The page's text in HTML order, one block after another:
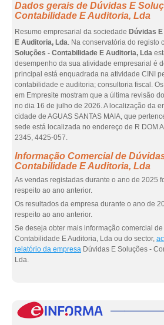
Dados gerais de Dúvidas E
Contabilidade E Auditoria, Lda
Resumo empresarial da sociedade Dúvidas
E Auditoria, Lda. Na conservatória do registo
Soluções - Contabilidade E Auditoria, Lda
desempenho da sua atividade empresarial é
principal está enquadrada na atividade CINI
contabilidade e auditoria; consultoria fiscal.
em Empresite mostram que a última revisão
no dia 16 de julho de 2026. A localização da
cidade de AGUAS SANTAS MAIA, que
sede está localizada no endereço de R DOM
2345, 4425-057.
Informação Comercial de
Contabilidade E Auditoria, Lda
As vendas registadas durante o ano de 2025
respeito ao ano anterior.
Os resultados da empresa durante o ano de
respeito ao ano anterior.
Se deseja obter mais informação comercial
Contabilidade E Auditoria, Lda ou do sector,
relatório da empresa Dúvidas E Soluções -
Lda.